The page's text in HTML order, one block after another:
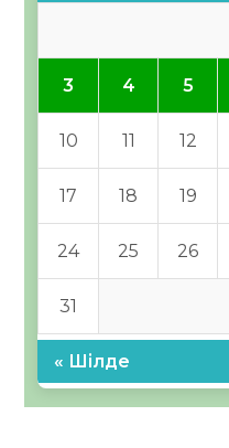
3 4 5
10 11 12
17 18 19
24 25 26
31
« Шілде